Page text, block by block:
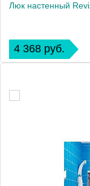
Люк настенный
4 368 руб.